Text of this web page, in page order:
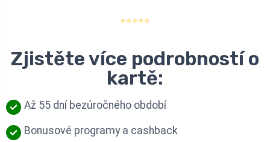
⭐⭐⭐⭐⭐
Zjistěte více podrobností o
kartě:
Až 55 dní bezúročného období
Bonusové programy a cashback